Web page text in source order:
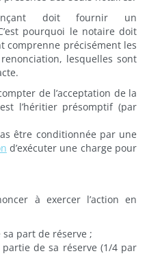
doit fournir un
pourquoi le notaire doit
comprenne précisément les
lesquelles sont
de l’acceptation de la
l’héritier présomptif (par
être conditionnée par une
d’exécuter une charge pour
à exercer l’action en
part de réserve ;
de sa réserve (1/4 par